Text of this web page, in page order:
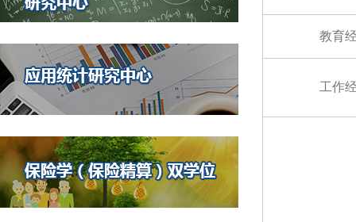
教育
工作